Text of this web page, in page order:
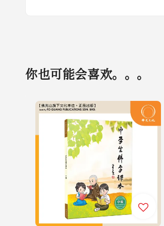
你也可能会喜欢。。。